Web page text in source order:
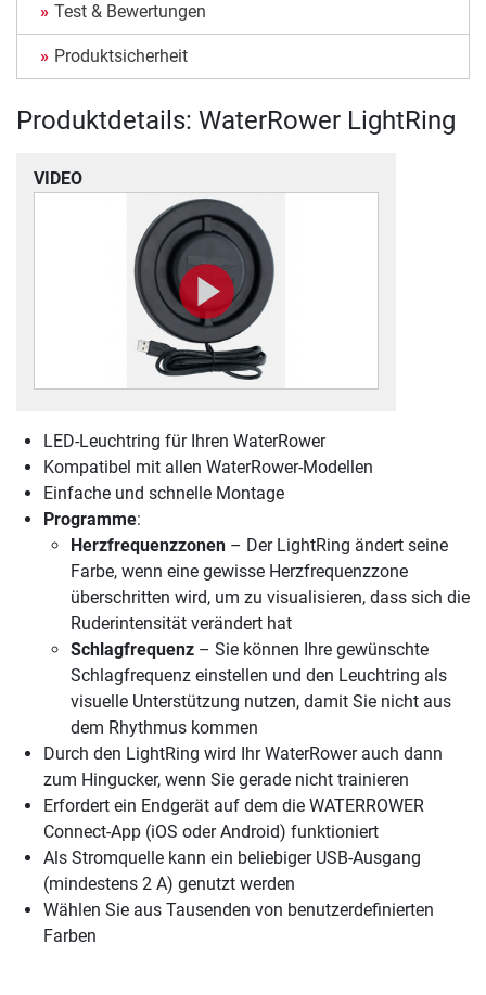
Test & Bewertungen
Produktsicherheit
Produktdetails: WaterRower LightRing
VIDEO
LED-Leuchtring für Ihren WaterRower
Kompatibel mit allen WaterRower-Modellen
Einfache und schnelle Montage
Programme:
Herzfrequenzzonen – Der LightRing ändert seine
Farbe, wenn eine gewisse Herzfrequenzzone
überschritten wird, um zu visualisieren, dass sich die
Ruderintensität verändert hat
Schlagfrequenz – Sie können Ihre gewünschte
Schlagfrequenz einstellen und den Leuchtring als
visuelle Unterstützung nutzen, damit Sie nicht aus
dem Rhythmus kommen
Durch den LightRing wird Ihr WaterRower auch dann
zum Hingucker, wenn Sie gerade nicht trainieren
Erfordert ein Endgerät auf dem die WATERROWER
Connect-App (iOS oder Android) funktioniert
Als Stromquelle kann ein beliebiger USB-Ausgang
(mindestens 2 A) genutzt werden
Wählen Sie aus Tausenden von benutzerdefinierten
Farben